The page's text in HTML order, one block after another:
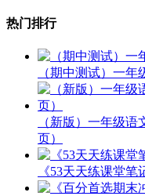
热门排行
（期中测试）一
（新版）一年级
页）
《53天天练课堂笔